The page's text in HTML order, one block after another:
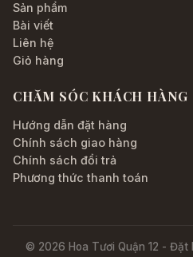
Sản phẩm
Bài viết
Liên hệ
Giỏ hàng
CHĂM SÓC KHÁCH HÀNG
Hướng dẫn đặt hàng
Chính sách giao hàng
Chính sách đổi trả
Phương thức thanh toán
© 2026 Hoa Tươi Quận 12 - Đặt